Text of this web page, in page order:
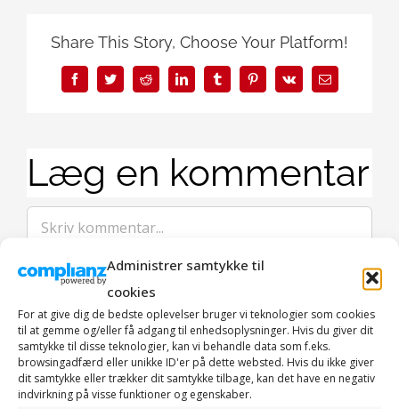
Administrer samtykke til
cookies
For at give dig de bedste oplevelser bruger vi teknologier som cookies
til at gemme og/eller få adgang til enhedsoplysninger. Hvis du giver dit
samtykke til disse teknologier, kan vi behandle data som f.eks.
browsingadfærd eller unikke ID'er på dette websted. Hvis du ikke giver
dit samtykke eller trækker dit samtykke tilbage, kan det have en negativ
indvirkning på visse funktioner og egenskaber.
Share This Story, Choose Your Platform!
FacebookTwitterReddit LinkedInTumblrPinterest
Vk
E-
mail
Læg en kommentar